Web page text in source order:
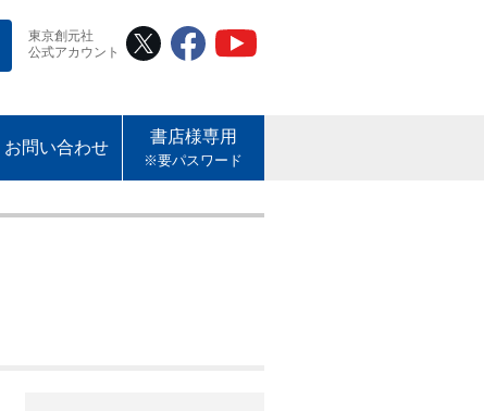
東京創元社
公式アカウント
お問い合わせ
書店様専用
※要パスワード